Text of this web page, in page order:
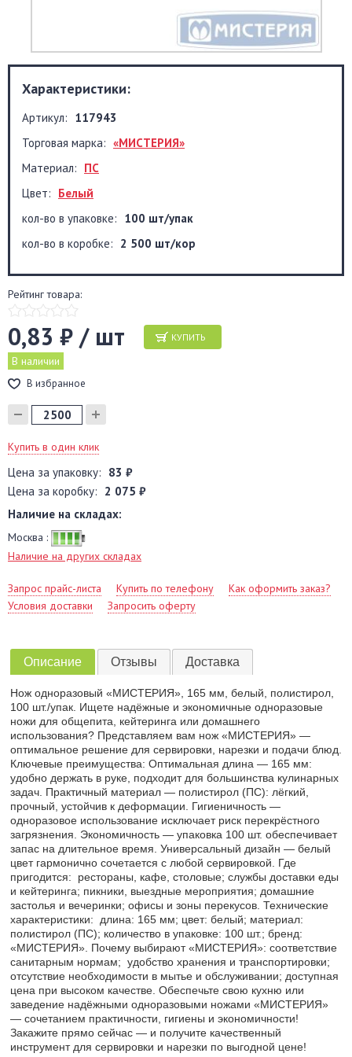
Характеристики:
Артикул: 117943
Торговая марка: «МИСТЕРИЯ»
Материал: ПС
Цвет: Белый
кол-во в упаковке: 100 шт/упак
кол-во в коробке: 2 500 шт/кор
Рейтинг товара:
0,83 ₽ / шт КУПИТЬ
В наличии
В избранное
Купить в один клик
Цена за упаковку: 83 ₽
Цена за коробку: 2 075 ₽
Наличие на складах:
Москва :
Наличие на других складах
Запрос прайс-листа Купить по телефону
Как оформить заказ?
Условия доставки
Запросить оферту
Описание Отзывы Доставка
Нож одноразовый «МИСТЕРИЯ», 165 мм, белый, полистирол,
100 шт./упак. Ищете надёжные и экономичные одноразовые
ножи для общепита, кейтеринга или домашнего
использования? Представляем вам нож «МИСТЕРИЯ» —
оптимальное решение для сервировки, нарезки и подачи блюд.
Ключевые преимущества: Оптимальная длина — 165 мм:
удобно держать в руке, подходит для большинства кулинарных
задач. Практичный материал — полистирол (ПС): лёгкий,
прочный, устойчив к деформации. Гигиеничность —
одноразовое использование исключает риск перекрёстного
загрязнения. Экономичность — упаковка 100 шт. обеспечивает
запас на длительное время. Универсальный дизайн — белый
цвет гармонично сочетается с любой сервировкой. Где
пригодится: рестораны, кафе, столовые; службы доставки еды
и кейтеринга; пикники, выездные мероприятия; домашние
застолья и вечеринки; офисы и зоны перекусов. Технические
характеристики: длина: 165 мм; цвет: белый; материал:
полистирол (ПС); количество в упаковке: 100 шт.; бренд:
«МИСТЕРИЯ». Почему выбирают «МИСТЕРИЯ»: соответствие
санитарным нормам; удобство хранения и транспортировки;
отсутствие необходимости в мытье и обслуживании; доступная
цена при высоком качестве. Обеспечьте свою кухню или
заведение надёжными одноразовыми ножами «МИСТЕРИЯ»
— сочетанием практичности, гигиены и экономичности!
Закажите прямо сейчас — и получите качественный
инструмент для сервировки и нарезки по выгодной цене!